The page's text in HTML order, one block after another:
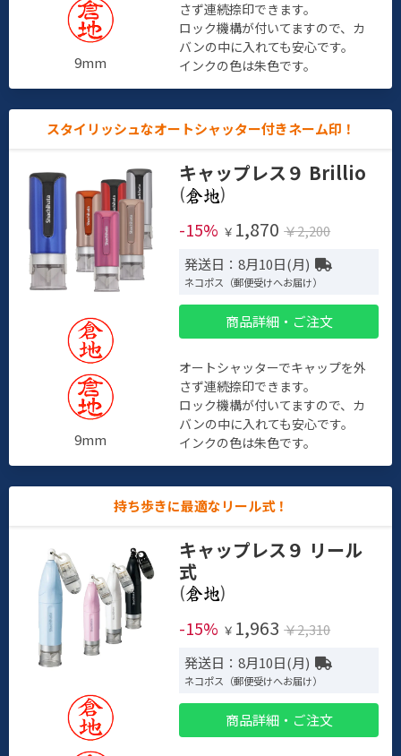
9mm
さず連続捺印できます。
ロック機構が付いてますので、カ
バンの中に入れても安心です。
インクの色は朱色です。
スタイリッシュなオートシャッター付きネーム印！
9mm
キャップレス９ Brillio
(
)
-15% ￥ 1,870 ￥2,200
発送日：8月10日(月)
ネコポス（郵便受けへお届け）
商品詳細・ご注文
オートシャッターでキャップを外
さず連続捺印できます。
ロック機構が付いてますので、カ
バンの中に入れても安心です。
インクの色は朱色です。
持ち歩きに最適なリール式！
キャップレス９ リール
式
(
)
-15% ￥ 1,963 ￥2,310
発送日：8月10日(月)
ネコポス（郵便受けへお届け）
商品詳細・ご注文